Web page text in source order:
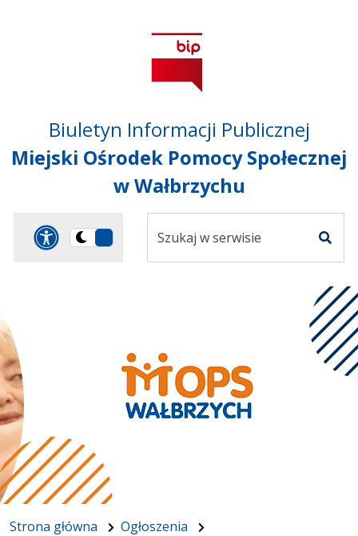
Przejdź do
głównego menu
Przejdź do treści
Przejdź do mapy
serwisu
Biuletyn Informacji Publicznej
Miejski Ośrodek Pomocy Społecznej
w Wałbrzychu
Panel dostosowania
Przełącz
serwisie
Strona główna
Ogłoszenia